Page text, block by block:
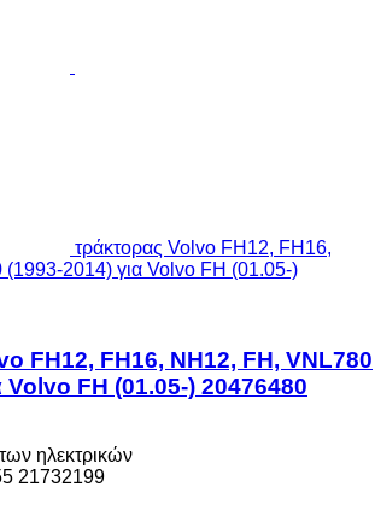
τράκτορας Volvo FH12, FH16,
2014) για Volvo FH (01.05-)
FH12, FH16, NH12, FH, VNL780
Volvo FH (01.05-) 20476480
ηλεκτρικών
21732199